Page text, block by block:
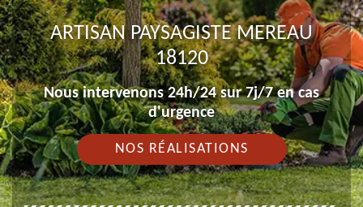
ARTISAN PAYSAGISTE MEREAU
18120
Nous intervenons 24h/24 sur 7j/7 en cas
d'urgence
NOS RÉALISATIONS